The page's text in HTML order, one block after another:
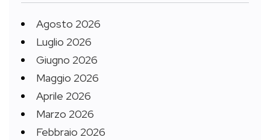
Agosto 2026
Luglio 2026
Giugno 2026
Maggio 2026
Aprile 2026
Marzo 2026
Febbraio 2026